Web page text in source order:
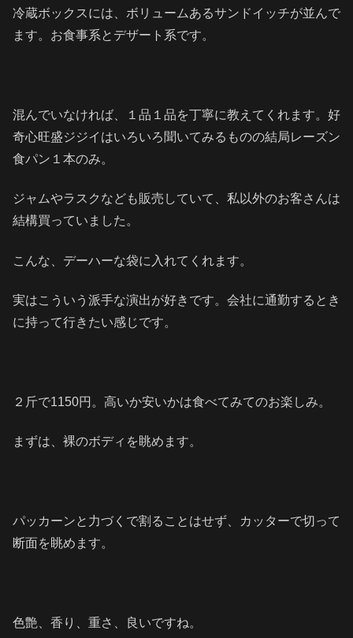
冷蔵ボックスには、ボリュームあるサンドイッチが並んで
ます。お食事系とデザート系です。
混んでいなければ、１品１品を丁寧に教えてくれます。好
奇心旺盛ジジイはいろいろ聞いてみるものの結局レーズン
食パン１本のみ。
ジャムやラスクなども販売していて、私以外のお客さんは
結構買っていました。
こんな、デーハーな袋に入れてくれます。
実はこういう派手な演出が好きです。会社に通勤するとき
に持って行きたい感じです。
２斤で1150円。高いか安いかは食べてみてのお楽しみ。
まずは、裸のボディを眺めます。
パッカーンと力づくで割ることはせず、カッターで切って
断面を眺めます。
色艶、香り、重さ、良いですね。